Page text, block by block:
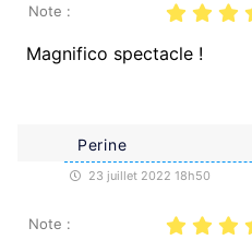
Note :
Magnifico spectacle !
Perine
23 juillet 2022 18h50
Note :